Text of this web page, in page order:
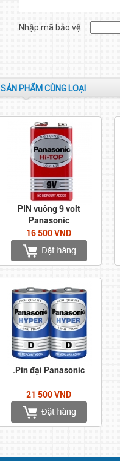
Nhập mã bảo vệ
SẢN PHẨM CÙNG LOẠI
PIN vuông 9 volt
Panasonic
16 500 VND
.Pin đại Panasonic
21 500 VND